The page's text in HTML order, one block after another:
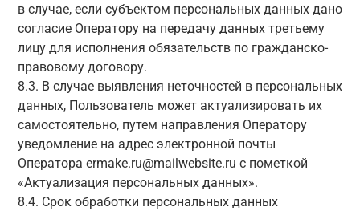
в случае, если субъектом персональных данных дано
согласие Оператору на передачу данных третьему
лицу для исполнения обязательств по гражданско-
правовому договору.
8.3. В случае выявления неточностей в персональных
данных, Пользователь может актуализировать их
самостоятельно, путем направления Оператору
уведомление на адрес электронной почты
Оператора ermake.ru@mailwebsite.ru с пометкой
«Актуализация персональных данных».
8.4. Срок обработки персональных данных